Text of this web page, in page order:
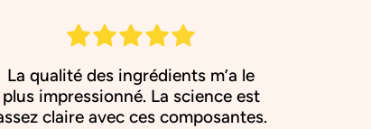
La qualité des ingrédients m’a le
plus impressionné. La science est
claire avec ces composantes.